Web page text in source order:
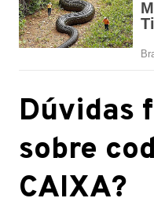
Dúvidas
sobre
CAIXA?